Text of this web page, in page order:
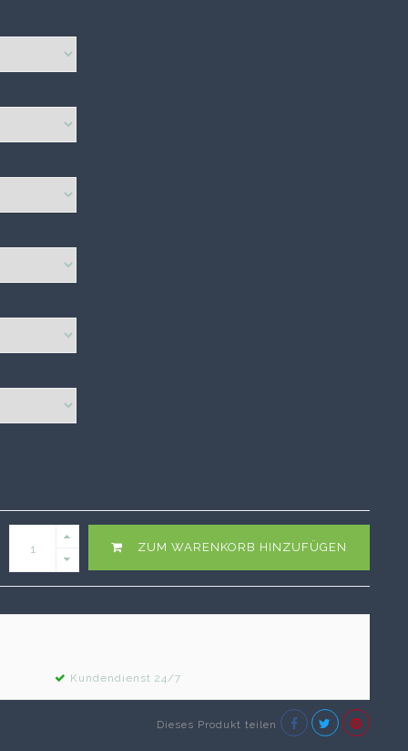
ZUM WARENKORB HINZUFÜGEN
Kundendienst 24/7
Dieses Produkt teilen